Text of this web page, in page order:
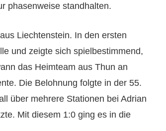
phasenweise standhalten.
Liechtenstein. In den ersten
und zeigte sich spielbestimmend,
das Heimteam aus Thun an
Die Belohnung folgte in der 55.
über mehrere Stationen bei Adrian
Mit diesem 1:0 ging es in die